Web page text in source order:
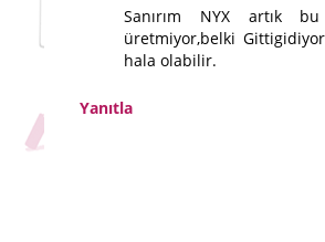
Sanırım NYX artık
üretmiyor,belki Gittigidiyor
hala olabilir.
Yanıtla